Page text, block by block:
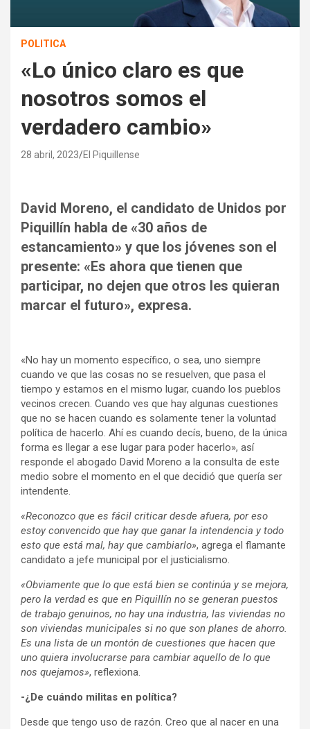
POLITICA
«Lo único claro es que
nosotros somos el
verdadero cambio»
28 abril, 2023 El Piquillense
David Moreno, el candidato de Unidos por
Piquillín habla de «30 años de
estancamiento» y que los jóvenes son el
presente: «Es ahora que tienen que
participar, no dejen que otros les quieran
marcar el futuro», expresa.
«No hay un momento específico, o sea, uno siempre
cuando ve que las cosas no se resuelven, que pasa el
tiempo y estamos en el mismo lugar, cuando los pueblos
vecinos crecen. Cuando ves que hay algunas cuestiones
que no se hacen cuando es solamente tener la voluntad
política de hacerlo. Ahí es cuando decís, bueno, de la única
forma es llegar a ese lugar para poder hacerlo», así
responde el abogado David Moreno a la consulta de este
medio sobre el momento en el que decidió que quería ser
intendente.
«Reconozco que es fácil criticar desde afuera, por eso
estoy convencido que hay que ganar la intendencia y todo
esto que está mal, hay que cambiarlo», agrega el flamante
candidato a jefe municipal por el justicialismo.
«Obviamente que lo que está bien se continúa y se mejora,
pero la verdad es que en Piquillín no se generan puestos
de trabajo genuinos, no hay una industria, las viviendas no
son viviendas municipales si no que son planes de ahorro.
Es una lista de un montón de cuestiones que hacen que
uno quiera involucrarse para cambiar aquello de lo que
nos quejamos», reflexiona.
-¿De cuándo militas en política?
Desde que tengo uso de razón. Creo que al nacer en una